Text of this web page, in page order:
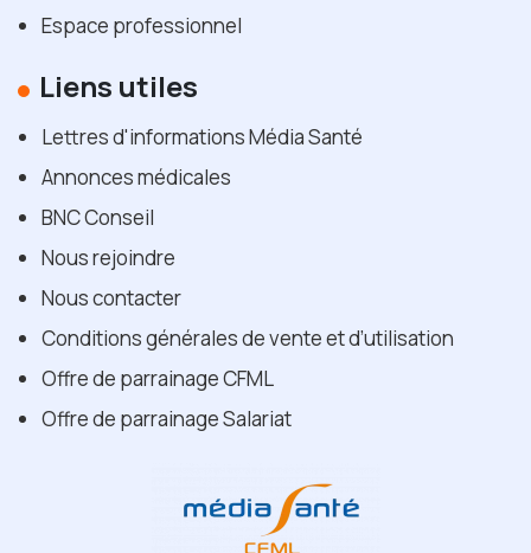
Espace professionnel
Liens utiles
Lettres d'informations Média Santé
Annonces médicales
BNC Conseil
Nous rejoindre
Nous contacter
Conditions générales de vente et d’utilisation
Offre de parrainage CFML
Offre de parrainage Salariat